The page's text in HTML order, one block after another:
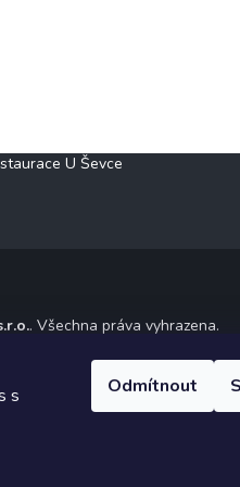
s
Odmítnout
U Ševce
. Všechna práva vyhrazena.
Tomáš Hlad&